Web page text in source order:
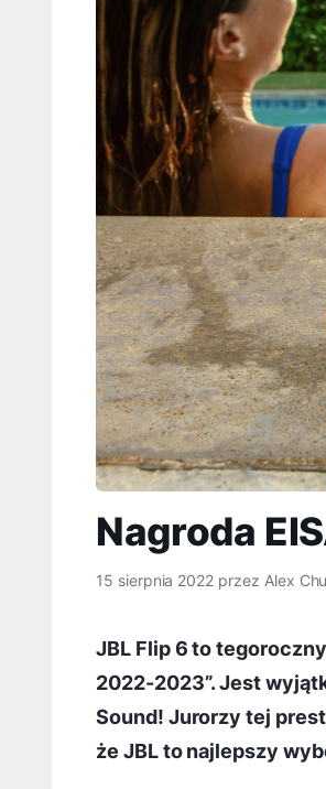
Nagroda
15 sierpnia 2022 przez Alex
JBL Flip 6 to
2022-2023”. Jest
Sound! Jurorzy tej
że JBL to najlepszy